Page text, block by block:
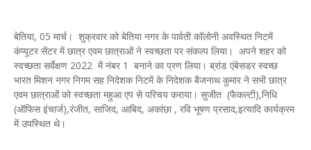
बेतिया, 05 मार्च। शुक्रवार को बेतिया नगर के पार्वती कॉलोनी अवस्थित निटमें
कंप्यूटर सेंटर में छात्र एवम छात्राओं ने स्वच्छता पर संकल्प लिया। अपने शहर को
स्वच्छता सर्वेक्षण 2022 में नंबर 1 बनाने का प्रण लिया। ब्रांड एंबेसडर स्वच्छ
भारत मिशन नगर निगम सह निदेशक निटमें के निदेशक बैजनाथ कुमार ने सभी छात्र
एवम छात्राओं को स्वच्छता महुआ एप से परिचय कराया। सुजीत (फैकल्टी),निधि
(ऑफिस इंचार्ज),रंजीत, साजिद, आबिद, अकांछा , रवि भूषण प्रसाद,इत्यादि कार्यक्रम
में उपस्थित थे।